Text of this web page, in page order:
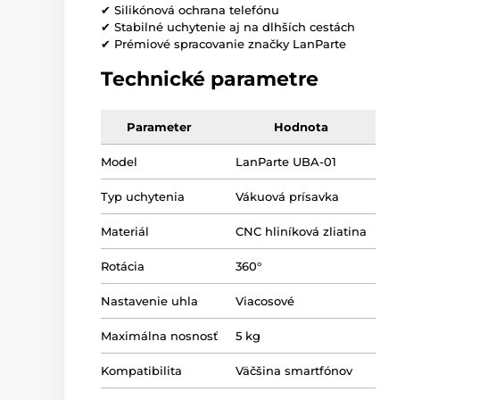
✔ Silikónová ochrana telefónu
✔ Stabilné uchytenie aj na dlhších cestách
✔ Prémiové spracovanie značky LanParte
Technické parametre
Parameter Hodnota
Model LanParte UBA-01
Typ uchytenia Vákuová prísavka
Materiál CNC hliníková zliatina
Rotácia 360°
Nastavenie uhla Viacosové
Maximálna nosnosť 5 kg
Kompatibilita Väčšina smartfónov